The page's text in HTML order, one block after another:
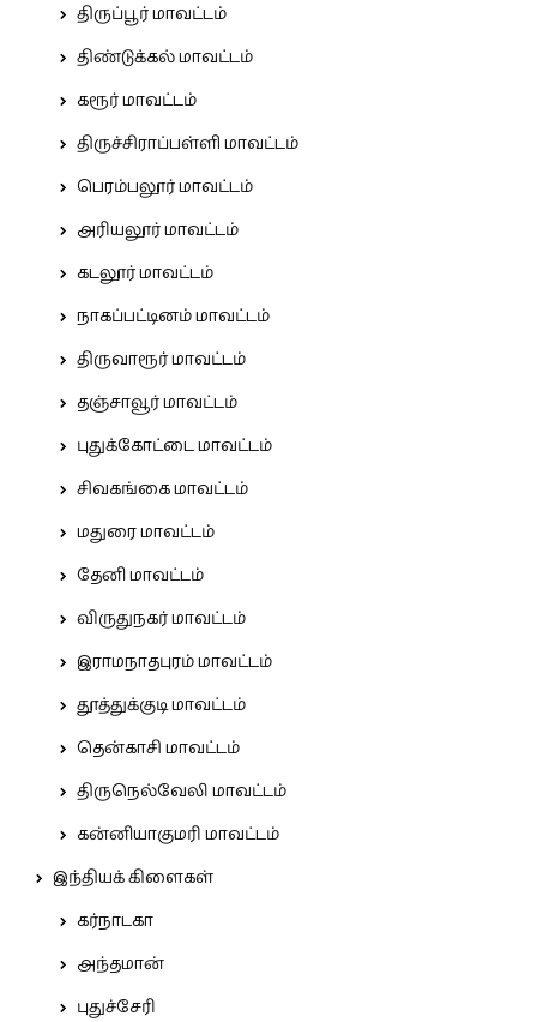
திருப்பூர் மாவட்டம்
திண்டுக்கல் மாவட்டம்
கரூர் மாவட்டம்
திருச்சிராப்பள்ளி மாவட்டம்
பெரம்பலூர் மாவட்டம்
அரியலூர் மாவட்டம்
கடலூர் மாவட்டம்
நாகப்பட்டினம் மாவட்டம்
திருவாரூர் மாவட்டம்
தஞ்சாவூர் மாவட்டம்
புதுக்கோட்டை மாவட்டம்
சிவகங்கை மாவட்டம்
மதுரை மாவட்டம்
தேனி மாவட்டம்
விருதுநகர் மாவட்டம்
இராமநாதபுரம் மாவட்டம்
தூத்துக்குடி மாவட்டம்
தென்காசி மாவட்டம்
திருநெல்வேலி மாவட்டம்
கன்னியாகுமரி மாவட்டம்
இந்தியக் கிளைகள்
கர்நாடகா
அந்தமான்
புதுச்சேரி